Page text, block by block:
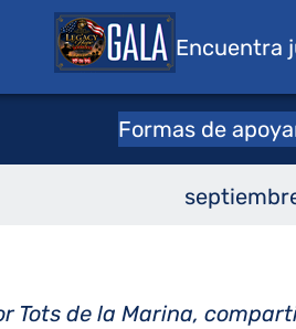
para niños
Encuentra
Formas de
Historias de
El
Tots de la Marina,